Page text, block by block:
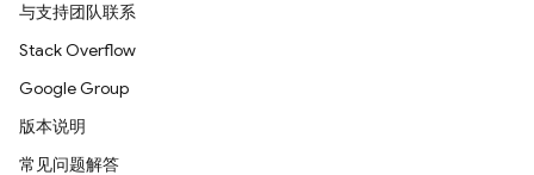
与支持团队联系
Stack Overflow
Google Group
版本说明
常见问题解答